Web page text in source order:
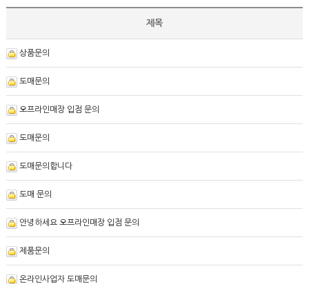
제목
상품문의
도매문의
오프라인매장 입점 문의
도매문의
도매문의합니다
도매 문의
안녕하세요 오프라인매장 입점 문의
제품문의
온라인사업자 도매문의